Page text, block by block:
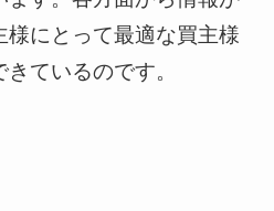
にとって最適な買主様
ているのです。